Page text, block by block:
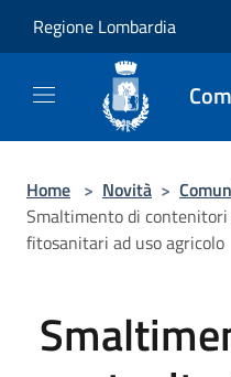
Regione Lombardia
Home > Novità >
Smaltimento di
fitosanitari ad uso agricolo